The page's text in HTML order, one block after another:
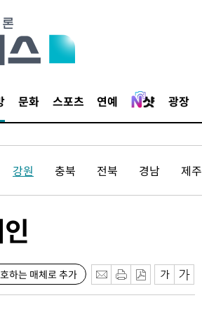
문화 스포츠 연예 광장
강원 충북 전북 경남 제주
하는 매체로 추가